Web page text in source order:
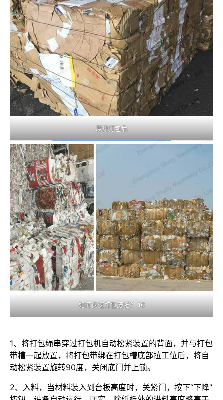
废纸打包后
如何快速打包废纸？ 10
1、将打包绳串穿过打包机自动松紧装置的背面，并与打包
带槽一起放置，将打包带绑在打包槽底部拉工位后，将自
动松紧装置旋转90度，关闭底门并上锁。
2、入料，当材料装入到台板高度时，关紧门，按下“下降”